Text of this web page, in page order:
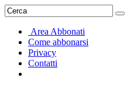
Area Abbonati
Come abbonarsi
Privacy
Contatti